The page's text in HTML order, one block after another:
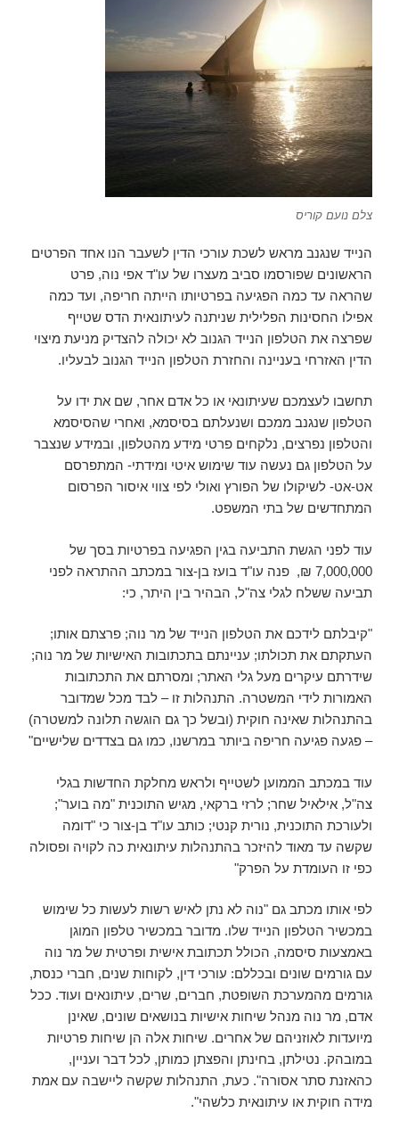
צלם נועם קוריס
הנייד שנגנב מראש לשכת עורכי הדין לשעבר הנו אחד הפרטים
הראשונים שפורסמו סביב מעצרו של עו"ד אפי נוה, פרט
שהראה עד כמה הפגיעה בפרטיותו הייתה חריפה, ועד כמה
אפילו החסינות הפלילית שניתנה לעיתונאית הדס שטייף
שפרצה את הטלפון הנייד הגנוב לא יכולה להצדיק מניעת מיצוי
הדין האזרחי בעניינה והחזרת הטלפון הנייד הגנוב לבעליו.
תחשבו לעצמכם שעיתונאי או כל אדם אחר, שם את ידו על
הטלפון שנגנב ממכם ושנעלתם בסיסמא, ואחרי שהסיסמא
והטלפון נפרצים, נלקחים פרטי מידע מהטלפון, ובמידע שנצבר
על הטלפון גם נעשה עוד שימוש איטי ומידתי- המתפרסם
אט-אט- לשיקולו של הפורץ ואולי לפי צווי איסור הפרסום
המתחדשים של בתי המשפט.
עוד לפני הגשת התביעה בגין הפגיעה בפרטיות בסך של
7,000,000 ₪, פנה עו"ד בועז בן-צור במכתב ההתראה לפני
תביעה ששלח לגלי צה"ל, הבהיר בין היתר, כי:
"קיבלתם לידכם את הטלפון הנייד של מר נוה; פרצתם אותו;
העתקתם את תכולתו; עניינתם בתכתובות האישיות של מר נוה;
שידרתם עיקרים מעל גלי האתר; ומסרתם את התכתובות
האמורות לידי המשטרה. התנהלות זו – לבד מכל שמדובר
בהתנהלות שאינה חוקית (ובשל כך גם הוגשה תלונה למשטרה)
– פגעה פגיעה חריפה ביותר במרשנו, כמו גם בצדדים שלישיים"
עוד במכתב הממוען לשטייף ולראש מחלקת החדשות בגלי
צה"ל, אילאיל שחר; לרזי ברקאי, מגיש התוכנית "מה בוער";
ולעורכת התוכנית, נורית קנטי; כותב עו"ד בן-צור כי "דומה
שקשה עד מאוד להיזכר בהתנהלות עיתונאית כה לקויה ופסולה
כפי זו העומדת על הפרק"
לפי אותו מכתב גם "נוה לא נתן לאיש רשות לעשות כל שימוש
במכשיר הטלפון הנייד שלו. מדובר במכשיר טלפון המוגן
באמצעות סיסמה, הכולל תכתובת אישית ופרטית של מר נוה
עם גורמים שונים ובכללם: עורכי דין, לקוחות שנים, חברי כנסת,
גורמים מהמערכת השופטת, חברים, שרים, עיתונאים ועוד. ככל
אדם, מר נוה מנהל שיחות אישיות בנושאים שונים, שאינן
מיועדות לאוזניהם של אחרים. שיחות אלה הן שיחות פרטיות
במובהק. נטילתן, בחינתן והפצתן כמותן, לכל דבר ועניין,
כהאזנת סתר אסורה". כעת, התנהלות שקשה ליישבה עם אמת
מידה חוקית או עיתונאית כלשהי".